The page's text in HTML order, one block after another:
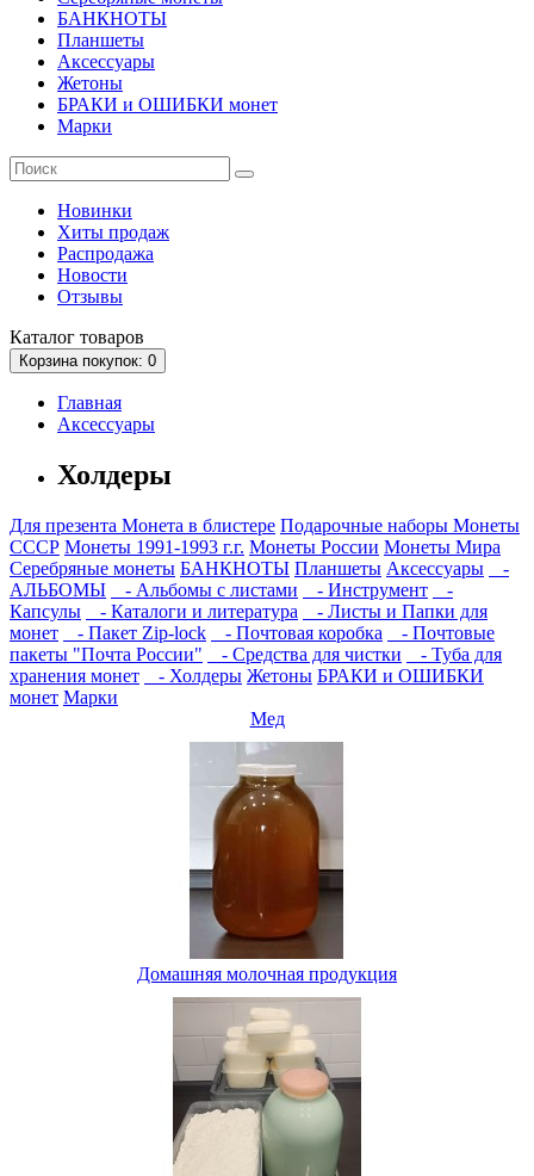
БАНКНОТЫ
Планшеты
Аксессуары
Жетоны
БРАКИ и ОШИБКИ монет
Марки
Новинки
Хиты продаж
Распродажа
Новости
Отзывы
Каталог товаров
Корзинапокупок: 0
Главная
Аксессуары
Холдеры
Для презента Монета в блистере Подарочные наборы Монеты
СССР Монеты 1991-1993 г.г. Монеты России Монеты Мира
Серебряные монеты БАНКНОТЫ Планшеты Аксессуары
-
АЛЬБОМЫ
- Альбомы с листами - Инструмент
-
Капсулы
- Каталоги и литература
- Листы и Папки для
монет
- Пакет Zip-lock - Почтовая коробка
- Почтовые
пакеты "Почта России"
- Средства для чистки
- Туба для
хранения монет
- Холдеры Жетоны БРАКИ и ОШИБКИ
монет Марки
Мед
Домашняя молочная продукция